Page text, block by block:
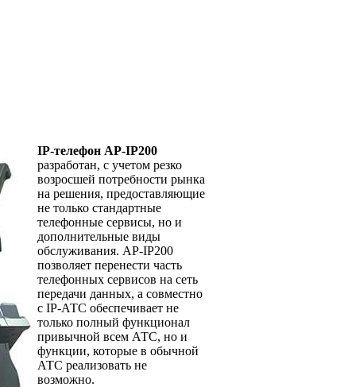
IP-телефон AP-IP200
разработан, с учетом резко
возросшей потребности рынка
на решения, предоставляющие
не только стандартные
телефонные сервисы, но и
дополнительные виды
обслуживания. AP-IP200
позволяет перенести часть
телефонных сервисов на сеть
передачи данных, а совместно
с IP-АТС обеспечивает не
только полный функционал
привычной всем АТС, но и
функции, которые в обычной
АТС реализовать не
возможно.